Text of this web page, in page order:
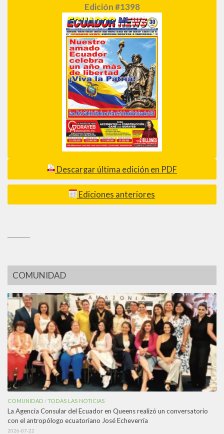
Edición #1398
Descargar última edición en PDF
Ediciones anteriores
COMUNIDAD
COMUNIDAD /TODAS LAS NOTICIAS
La Agencia Consular del Ecuador en Queens realizó un conversatorio
con el antropólogo ecuatoriano José Echeverría
2026-07-22